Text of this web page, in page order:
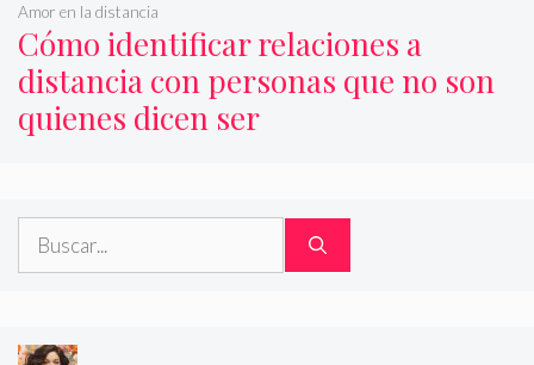
Cómo identificar relaciones a
distancia con personas que no son
quienes dicen ser
Amor en la distancia
Buscar: